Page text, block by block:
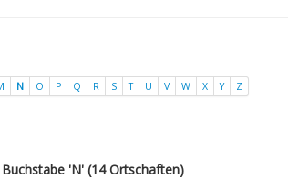
N O P Q R S T U V W X Y Z
'N' (14 Ortschaften)